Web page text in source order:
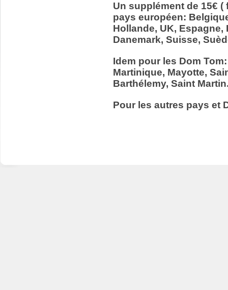
Un supplément de 15€
pays européen:
Hollande, UK,
Danemark, Suisse,
Idem pour les Dom
Martinique, Mayotte,
Barthélemy, Saint
Pour les autres pays et